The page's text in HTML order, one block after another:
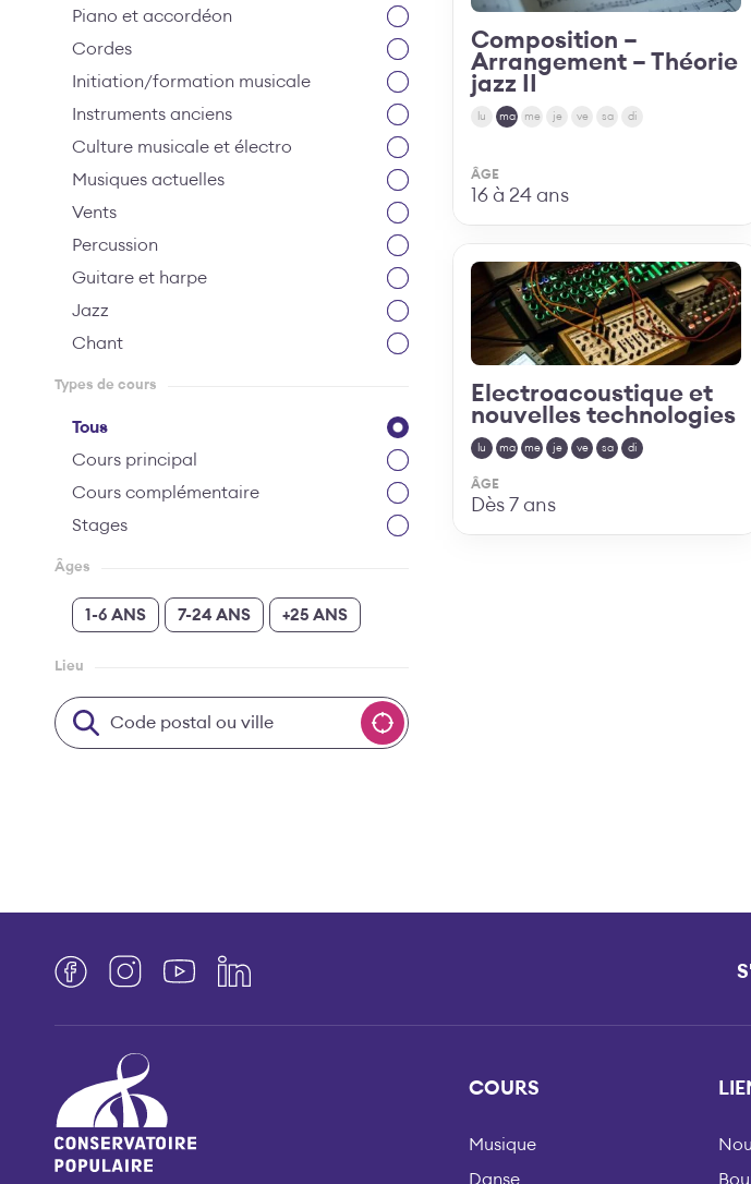
Piano et accordéon
Cordes
Initiation/formation musicale
Instruments anciens
Culture musicale et électro
Musiques actuelles
Vents
Percussion
Guitare et harpe
Jazz
Chant
Types de cours
Tous
Cours principal
Cours complémentaire
Stages
Âges
1-6 ANS 7-24 ANS +25 ANS
Lieu
Code postal ou ville
Découvrir
Composition –
Arrangement – Théorie
jazz II
lu ma me je ve sa di
ÂGE
16 à 24 ans
Découvrir
Electroacoustique et
nouvelles technologies
lu ma me je ve sa di
ÂGE
Dès 7 ans
COURS
Musique
Danse
FacebookInstagramYouTubeLinkedIn